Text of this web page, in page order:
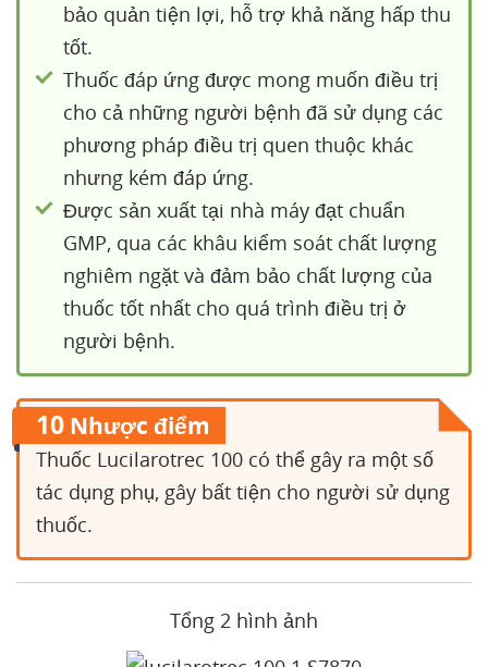
bảo quản tiện lợi, hỗ trợ khả năng hấp thu
tốt.
Thuốc đáp ứng được mong muốn điều trị
cho cả những người bệnh đã sử dụng các
phương pháp điều trị quen thuộc khác
nhưng kém đáp ứng.
Được sản xuất tại nhà máy đạt chuẩn
GMP, qua các khâu kiểm soát chất lượng
nghiêm ngặt và đảm bảo chất lượng của
thuốc tốt nhất cho quá trình điều trị ở
người bệnh.
10 Nhược điểm
Thuốc Lucilarotrec 100 có thể gây ra một số
tác dụng phụ, gây bất tiện cho người sử dụng
thuốc.
Tổng 2 hình ảnh